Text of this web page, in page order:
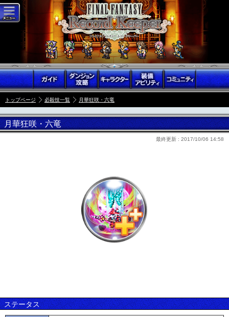
トップページ 必殺技一覧 月華狂咲・六竜
月華狂咲・六竜
最終更新 : 2017/10/06 14:58
ステータス